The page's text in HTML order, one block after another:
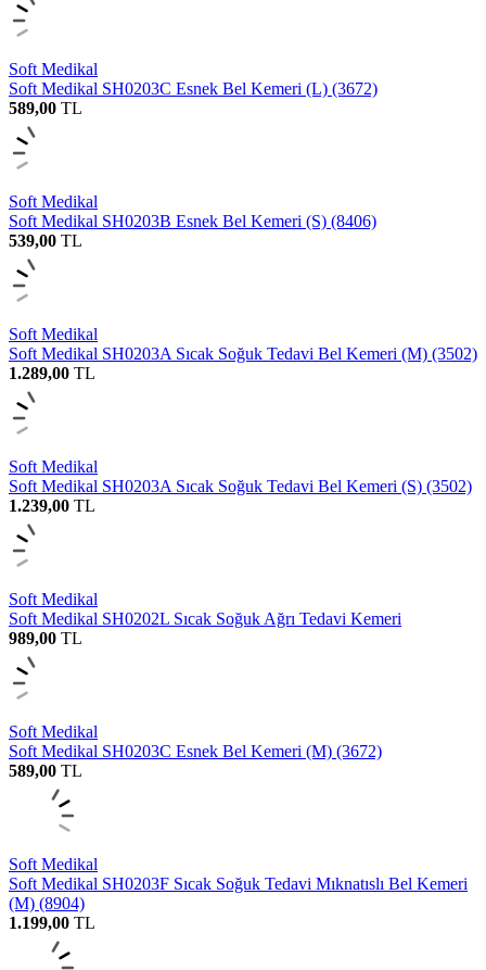
Soft Medikal
Soft Medikal SH0203C Esnek Bel Kemeri (L) (3672)
589,00 TL
Soft Medikal
Soft Medikal SH0203B Esnek Bel Kemeri (S) (8406)
539,00 TL
Soft Medikal
Soft Medikal SH0203A Sıcak Soğuk Tedavi Bel Kemeri (M) (3502)
1.289,00 TL
Soft Medikal
Soft Medikal SH0203A Sıcak Soğuk Tedavi Bel Kemeri (S) (3502)
1.239,00 TL
Soft Medikal
Soft Medikal SH0202L Sıcak Soğuk Ağrı Tedavi Kemeri
989,00 TL
Soft Medikal
Soft Medikal SH0203C Esnek Bel Kemeri (M) (3672)
589,00 TL
Soft Medikal
Soft Medikal SH0203F Sıcak Soğuk Tedavi Mıknatıslı Bel Kemeri
(M) (8904)
1.199,00 TL